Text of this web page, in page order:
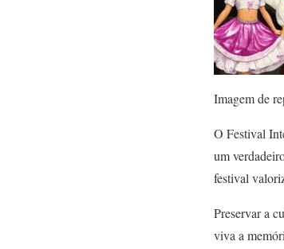
Imagem de
O Festival
um
festival
Preservar a
viva a